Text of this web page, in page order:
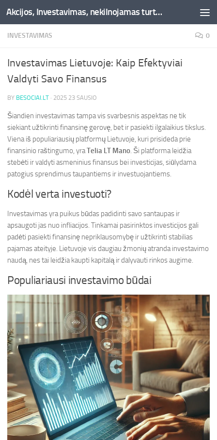
Skip to content Akcijos, Investavimas, nekilnojamas turtas, kriptovaliutos - Besociai.lt
INVESTAVIMAS 0
Investavimas Lietuvoje: Kaip Efektyviai
Valdyti Savo Finansus
BY BESOCIAI.LT · 2025 23 SAUSIO
Šiandien investavimas tampa vis svarbesnis aspektas ne tik
siekiant užtikrinti finansinę gerovę, bet ir pasiekti ilgalaikius tikslus.
Viena iš populiariausių platformų Lietuvoje, kuri prisideda prie
finansinio raštingumo, yraTelia LT Mano. Ši platforma leidžia
stebėti ir valdyti asmeninius finansus bei investicijas, siūlydama
patogius sprendimus taupantiems ir investuojantiems.
Kodėl verta investuoti?
Investavimas yra puikus būdas padidinti savo santaupas ir
apsaugoti jas nuo infliacijos. Tinkamai pasirinktos investicijos gali
padėti pasiekti finansinę nepriklausomybę ir užtikrinti stabilias
pajamas ateityje. Lietuvoje vis daugiau žmonių atranda investavimo
naudą, nes tai leidžia kaupti kapitalą ir dalyvauti rinkos augime.
Populiariausi investavimo būdai